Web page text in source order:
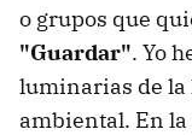
o grupos que
"Guardar". Yo
luminarias de la
ambiental. En